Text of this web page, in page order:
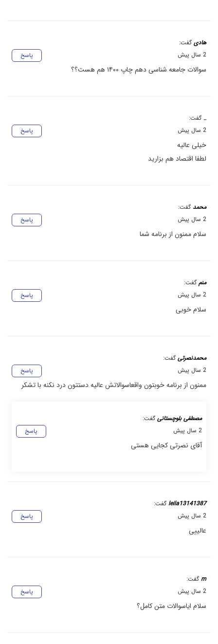
هادی گفت:
پاسخ
2 سال پیش
سوالات جامعه شناسی دهم چاپ ۱۴۰۰ هم هست؟؟
.. گفت:
پاسخ
2 سال پیش
خیلی عالیه
لطفا اقتصاد هم بزارید
محمد گفت:
پاسخ
2 سال پیش
سلام ممنون از برنامه شما
منم گفت:
پاسخ
2 سال پیش
سلام خوبی
محمدنصرتی گفت:
پاسخ
2 سال پیش
ممنون از برنامه خوبتون واقعاسوالاتش عالیه دستتون درد نکنه با تشکر
مصطفی بلوچستانی گفت:
پاسخ
2 سال پیش
آقای نصرتی کجایی هستی
leila13141387 گفت:
پاسخ
2 سال پیش
عالییی
m گفت:
پاسخ
2 سال پیش
سلام ایاسوالات متن کامل؟